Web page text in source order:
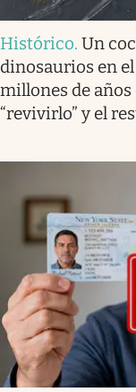
Histórico. Un
dinosaurios en
millones de
“revivirlo” y el